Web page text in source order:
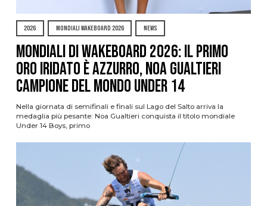
2026 MONDIALI WAKEBOARD 2026 NEWS
Mondiali di Wakeboard 2026: il primo
oro iridato è azzurro, Noa Gualtieri
campione del mondo Under 14
Nella giornata di semifinali e finali sul Lago del Salto arriva la
medaglia più pesante: Noa Gualtieri conquista il titolo mondiale
Under 14 Boys, primo